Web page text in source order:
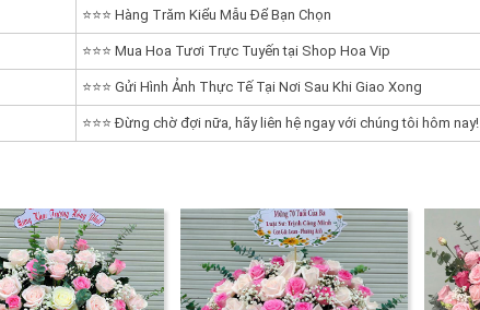
⭐⭐⭐ Hàng Trăm Kiểu Mẫu Để Bạn Chọn
⭐⭐⭐ Mua Hoa Tươi Trực Tuyến tại Shop Hoa Vip
⭐⭐⭐ Gửi Hình Ảnh Thực Tế Tại Nơi Sau Khi Giao Xong
⭐⭐⭐ Đừng chờ đợi nữa, hãy liên hệ ngay với chúng tôi hôm nay!